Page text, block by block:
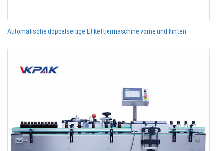
Automatische doppelseitige Etikettiermaschine vorne und hinten